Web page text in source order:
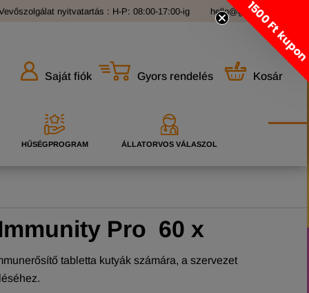
nyitvatartás : H-P: 08:00-17:00-ig hello@grandopet.hu
Saját fiók Gyors rendelés Kosár
HŰSÉGPROGRAM ÁLLATORVOS VÁLASZOL
Pro 60 x
tabletta kutyák számára, a szervezet
1500 Ft